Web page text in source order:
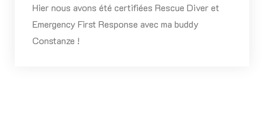
Hier nous avons été certifiées Rescue Diver et
Emergency First Response avec ma buddy
Constanze !